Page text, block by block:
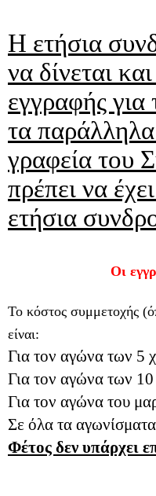
Η ετήσια
να δίνεται
εγγραφής
τα
γραφεία του
πρέπει να
ετήσια
Οι
Το κόστος συμμετοχής
είναι:
Για τον αγώνα των 5
Για τον αγώνα των 10
Για τον αγώνα του
Σε όλα τα
Φέτος δεν υπάρχει